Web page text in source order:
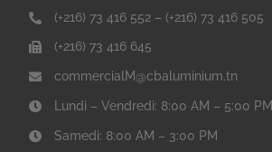
(+216) 73 416 552 – (+216) 73 416 505
(+216) 73 416 645
commercialM@cbaluminium.tn
Lundi – Vendredi: 8:00 AM – 5:00 PM
Samedi: 8:00 AM – 3:00 PM